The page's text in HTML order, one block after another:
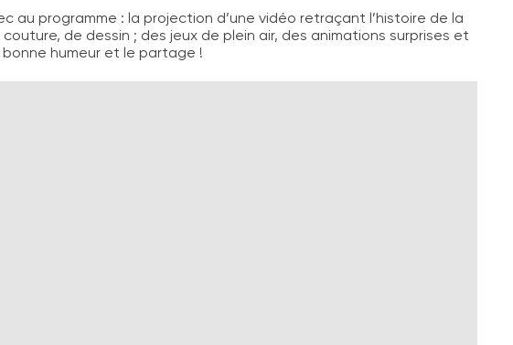
au programme : la projection d’une vidéo retraçant l’histoire de la
de dessin ; des jeux de plein air, des animations surprises et
humeur et le partage !